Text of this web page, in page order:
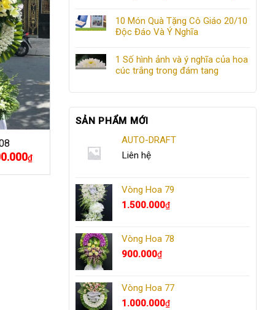
10 Món Quà Tặng Cô Giáo 20/10
Độc Đáo Và Ý Nghĩa
1 Số hình ảnh và ý nghĩa của hoa
cúc trắng trong đám tang
SẢN PHẨM MỚI
AUTO-DRAFT
Liên hệ
Vòng Hoa 79
1.500.000₫
Vòng Hoa 78
900.000₫
Vòng Hoa 77
1.000.000₫
₫Giá
hiện
tại